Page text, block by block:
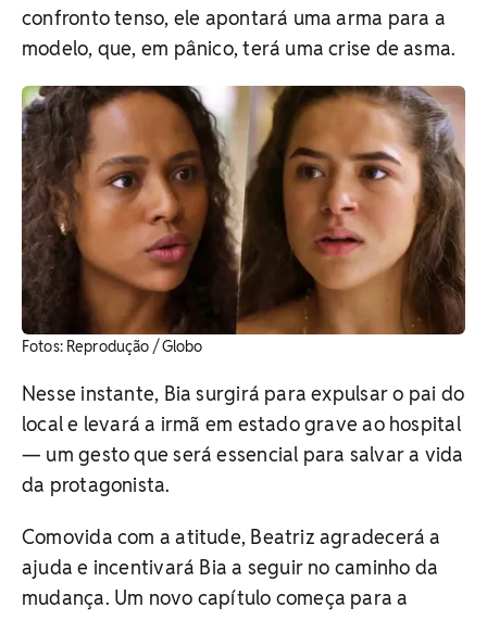
confronto tenso, ele apontará uma arma para a
modelo, que, em pânico, terá uma crise de asma.
​Fotos: Reprodução / Globo
Nesse instante, Bia surgirá para expulsar o pai do
local e levará a irmã em estado grave ao hospital
— um gesto que será essencial para salvar a vida
da protagonista.
Comovida com a atitude, Beatriz agradecerá a
ajuda e incentivará Bia a seguir no caminho da
mudança. Um novo capítulo começa para a